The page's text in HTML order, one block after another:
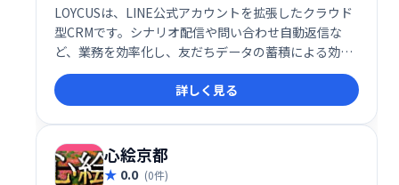
LOYCUSは、LINE公式アカウントを拡張したクラウド
型CRMです。シナリオ配信や問い合わせ自動返信な
ど、業務を効率化し、友だちデータの蓄積による効果
最大化を実現します。セグメント配信で最適なメッセ
ージを最適な顧客に届けることで、配信費用を抑えつ
つ成果を向上させます。さらに、詳細な分析と効果の
可視化により、PDCAサイクルの迅速な実行を支援し
ます。
詳しく見る
心絵京都
0.0 (0件)